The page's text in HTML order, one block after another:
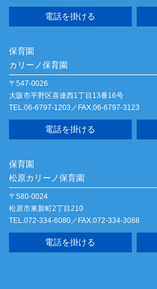
電話を掛ける
保育園
カリーノ保育園
〒547-0026
大阪市平野区喜連西1丁目13番16号
TEL.06-6797-1203／FAX.06-6797-3123
電話を掛ける
保育園
松原カリーノ保育園
〒580-0024
松原市東新町2丁目210
TEL.072-334-6080／FAX.072-334-3088
電話を掛ける